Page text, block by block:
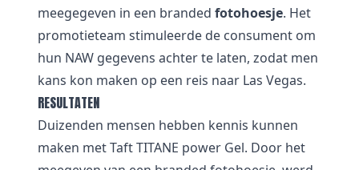
meegegeven in een branded fotohoesje. Het
promotieteam stimuleerde de consument om
hun NAW gegevens achter te laten, zodat men
kans kon maken op een reis naar Las Vegas.
RESULTATEN
Duizenden mensen hebben kennis kunnen
maken met Taft TITANE power Gel. Door het